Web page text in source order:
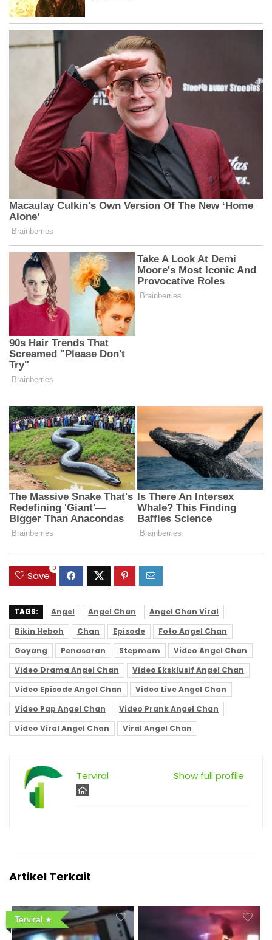
Save
0
TAGS: Angel Angel Chan
Angel Chan Viral
Bikin Heboh
Chan Episode
Foto Angel Chan
Goyang
Penasaran Stepmom
Video Angel Chan
Video Drama Angel Chan
Video Eksklusif Angel Chan
Video Episode Angel Chan
Video Live Angel Chan
Video Pap Angel Chan
Video Prank Angel Chan
Video Viral Angel Chan
Viral Angel Chan
Show full profile
Terviral
Artikel Terkait
Terviral